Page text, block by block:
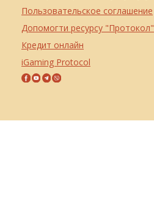
Пользовательское соглашение
Допомогти ресурсу "Протокол"
Кредит онлайн
iGaming Protocol